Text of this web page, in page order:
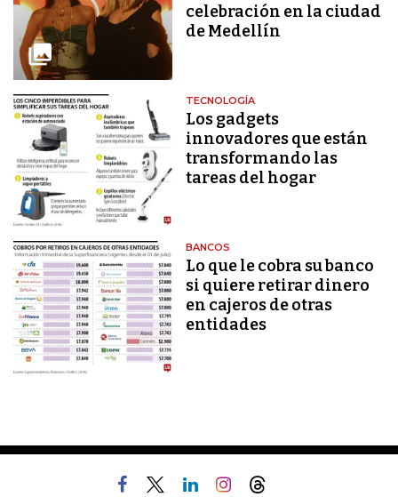
celebración en la ciudad
de Medellín
TECNOLOGÍA
Los gadgets
innovadores que están
transformando las
tareas del hogar
BANCOS
Lo que le cobra su banco
si quiere retirar dinero
en cajeros de otras
entidades